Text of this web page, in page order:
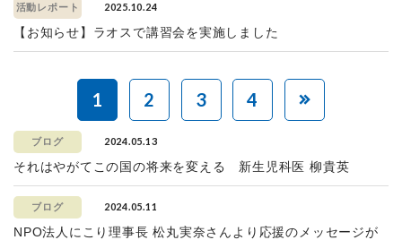
活動レポート 2025.10.24
【お知らせ】ラオスで講習会を実施しました
1 2 3 4
ブログ 2024.05.13
それはやがてこの国の将来を変える 新生児科医 柳貴英
ブログ 2024.05.11
NPO法人にこり理事長 松丸実奈さんより応援のメッセージが